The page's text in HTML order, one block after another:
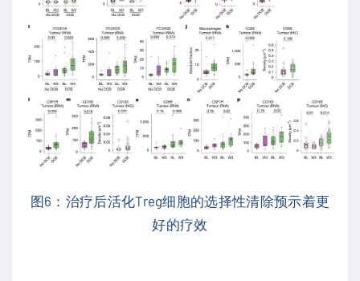
图6：治疗后活化Treg细胞的选择性清除预示着更
好的疗效